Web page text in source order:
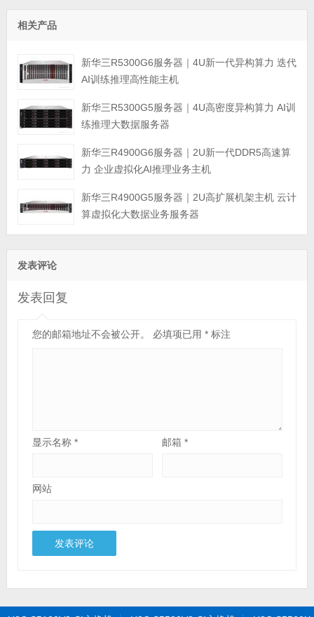
相关产品
新华三R5300G6服务器｜4U新一代异构算力 迭代
AI训练推理高性能主机
新华三R5300G5服务器｜4U高密度异构算力 AI训
练推理大数据服务器
新华三R4900G6服务器｜2U新一代DDR5高速算
力 企业虚拟化AI推理业务主机
新华三R4900G5服务器｜2U高扩展机架主机 云计
算虚拟化大数据业务服务器
发表评论
发表回复
您的邮箱地址不会被公开。 必填项已用 *标注
显示名称 * 邮箱*
网站